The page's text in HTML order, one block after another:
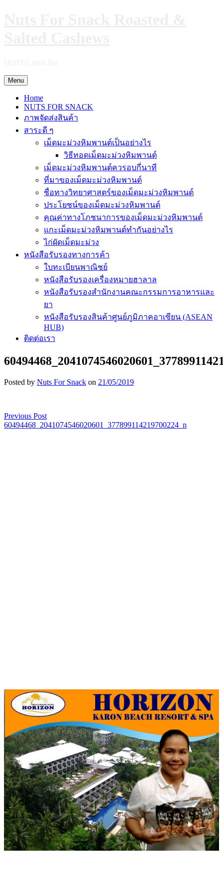
Menu
Home
NUTS FOR SNACK
ภาพจัดส่งสินค้า
สาระดี ๆ
เม็ดมะม่วงหิมพานต์เป็นอย่างไร
วิธีทอดเม็ดมะม่วงหิมพานต์
เม็ดมะม่วงหิมพานต์ควรอบกี่นาที
ที่มาของเม็ดมะม่วงหิมพานต์
ชื่อทางวิทยาศาสตร์ของเม็ดมะม่วงหิมพานต์
ประโยชน์ของเม็ดมะม่วงหิมพานต์
คุณค่าทางโภชนาการของเม็ดมะม่วงหิมพานต์
แกะเม็ดมะม่วงหิมพานต์ทำกันอย่างไร
ไก่ผัดเม็ดมะม่วง
หนังสือรับรองทางการค้า
ใบทะเบียนพาณิชย์
หนังสือรับรองเครื่องหมายฮาลาล
หนังสือรับรองสำนักงานคณะกรรมการอาหารและ
ยา
หนังสือรับรองสินค้าศูนย์ภูมิภาคอาเซียน (ASEAN
HUB)
ติดต่อเรา
Posted by Nuts For Snack on 21/05/2019
เมนู
Previous Post
60494468_2041074546020601_377899114219700224_n